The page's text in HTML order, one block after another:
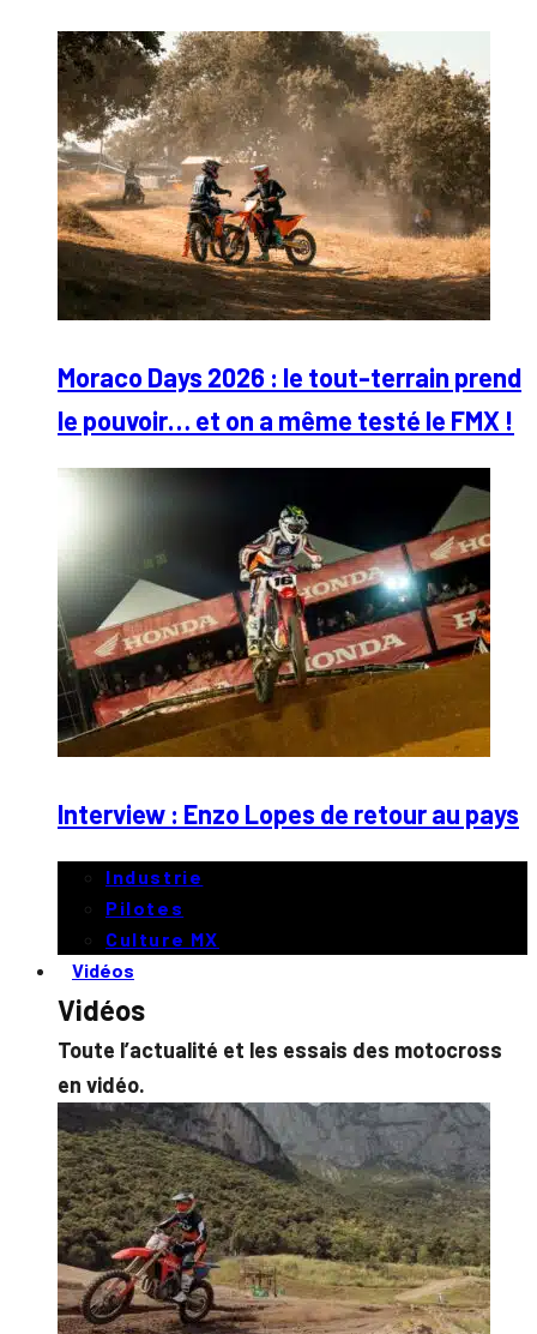
Moraco Days 2026 : le tout-terrain prend
le pouvoir… et on a même testé le FMX !
Interview : Enzo Lopes de retour au pays
Industrie
Pilotes
Culture MX
Vidéos
Vidéos
Toute l’actualité et les essais des motocross
en vidéo.